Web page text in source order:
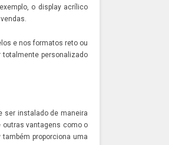
o display acrílico
e nos formatos reto ou
totalmente personalizado
ser instalado de maneira
outras vantagens como o
proporciona uma